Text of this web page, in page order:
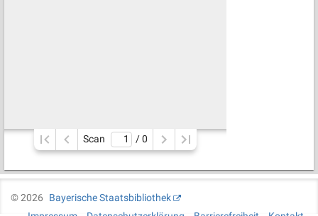
Scan / 0
©2026
Bayerische Staatsbibliothek